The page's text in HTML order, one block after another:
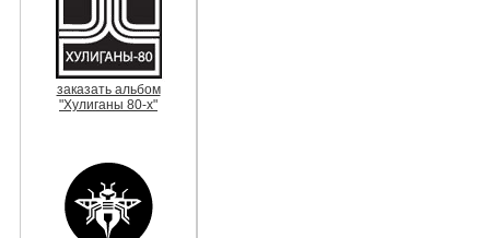
заказать альбом
"Хулиганы 80-х"